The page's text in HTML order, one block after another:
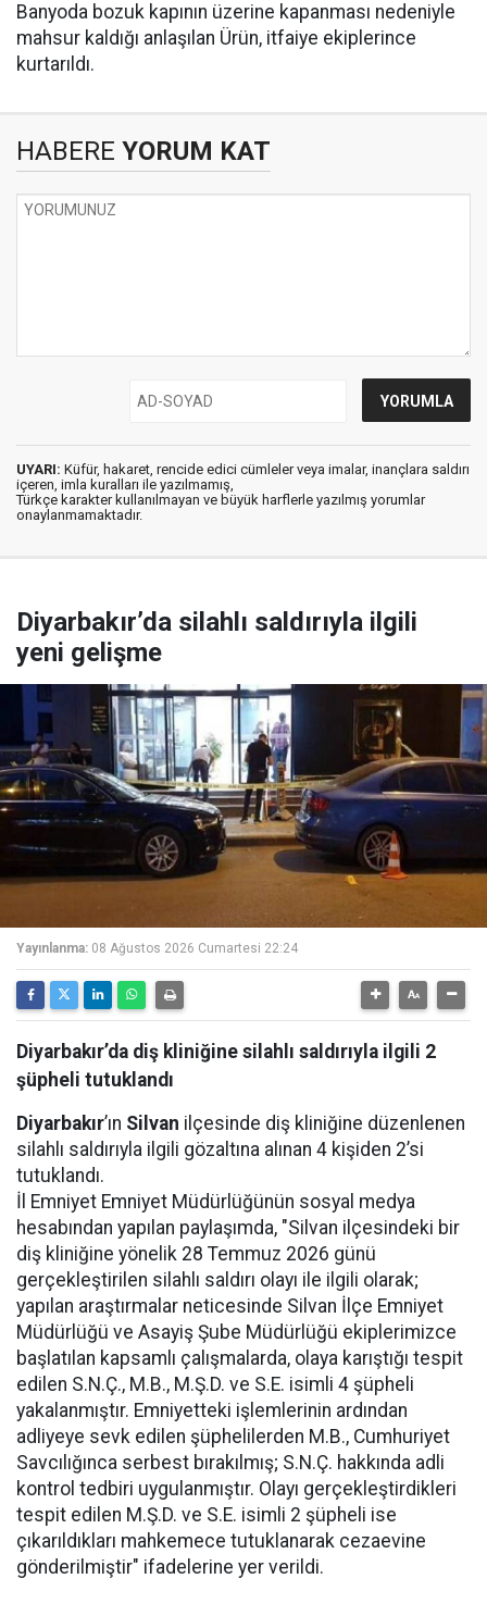
Banyoda bozuk kapının üzerine kapanması nedeniyle
mahsur kaldığı anlaşılan Ürün, itfaiye ekiplerince
kurtarıldı.
HABERE YORUM KAT
UYARI: Küfür, hakaret, rencide edici cümleler veya imalar, inançlara saldırı
içeren, imla kuralları ile yazılmamış,
Türkçe karakter kullanılmayan ve büyük harflerle yazılmış yorumlar
onaylanmamaktadır.
Diyarbakır’da silahlı saldırıyla ilgili
yeni gelişme
Yayınlanma: 08 Ağustos 2026 Cumartesi 22:24
Diyarbakır’da diş kliniğine silahlı saldırıyla ilgili 2
şüpheli tutuklandı
Diyarbakır’ın Silvan ilçesinde diş kliniğine düzenlenen
silahlı saldırıyla ilgili gözaltına alınan 4 kişiden 2’si
tutuklandı.
İl Emniyet Emniyet Müdürlüğünün sosyal medya
hesabından yapılan paylaşımda, "Silvan ilçesindeki bir
diş kliniğine yönelik 28 Temmuz 2026 günü
gerçekleştirilen silahlı saldırı olayı ile ilgili olarak;
yapılan araştırmalar neticesinde Silvan İlçe Emniyet
Müdürlüğü ve Asayiş Şube Müdürlüğü ekiplerimizce
başlatılan kapsamlı çalışmalarda, olaya karıştığı tespit
edilen S.N.Ç., M.B., M.Ş.D. ve S.E. isimli 4 şüpheli
yakalanmıştır. Emniyetteki işlemlerinin ardından
adliyeye sevk edilen şüphelilerden M.B., Cumhuriyet
Savcılığınca serbest bırakılmış; S.N.Ç. hakkında adli
kontrol tedbiri uygulanmıştır. Olayı gerçekleştirdikleri
tespit edilen M.Ş.D. ve S.E. isimli 2 şüpheli ise
çıkarıldıkları mahkemece tutuklanarak cezaevine
gönderilmiştir" ifadelerine yer verildi.